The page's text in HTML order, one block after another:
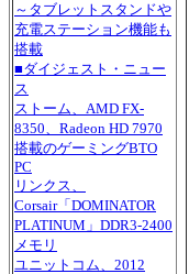
～タブレットスタンドや
充電ステーション機能も
搭載
■ダイジェスト・ニュー
ス
ストーム、AMD FX-
8350、Radeon HD 7970
搭載のゲーミングBTO
PC
リンクス、
Corsair「DOMINATOR
PLATINUM」DDR3-2400
メモリ
ユニットコム、2012